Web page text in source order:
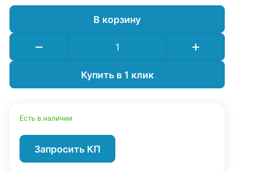
В корзину
Купить в 1 клик
Есть в наличии
Запросить КП